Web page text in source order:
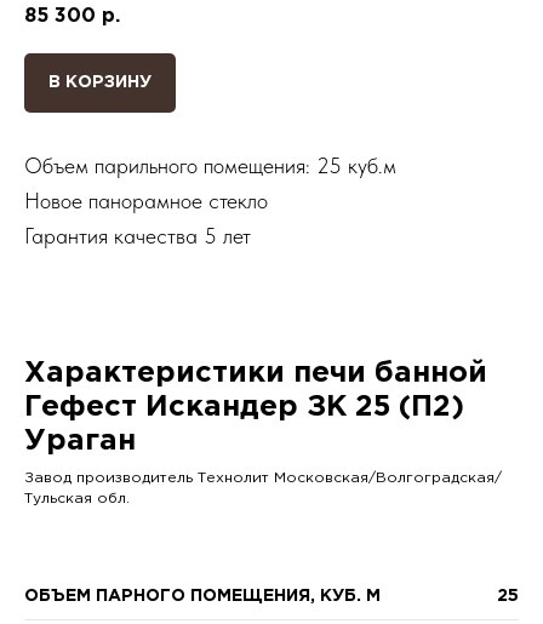
85 300 р.
В КОРЗИНУ
Объем парильного помещения: 25 куб.м
Новое панорамное стекло
Гарантия качества 5 лет
Характеристики печи банной
Гефест Искандер ЗК 25 (П2)
Ураган
Завод производитель Технолит Московская/Волгоградская/
Тульская обл.
ОБЪЕМ ПАРНОГО ПОМЕЩЕНИЯ, КУБ. М 25